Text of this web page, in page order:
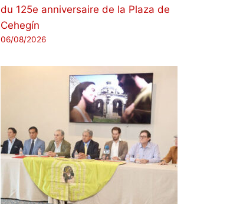
du 125e anniversaire de la Plaza de
Cehegín
06/08/2026